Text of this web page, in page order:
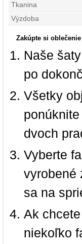
Tkanina
Výzdoba
Zakúpte si oblečenie
Naše
po
Všetky
dvoch
Vyberte
vyrobené
sa na
Ak
niekoľko